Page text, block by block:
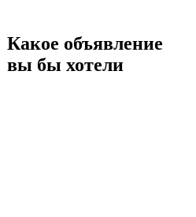
Какое объявление
вы бы хотели